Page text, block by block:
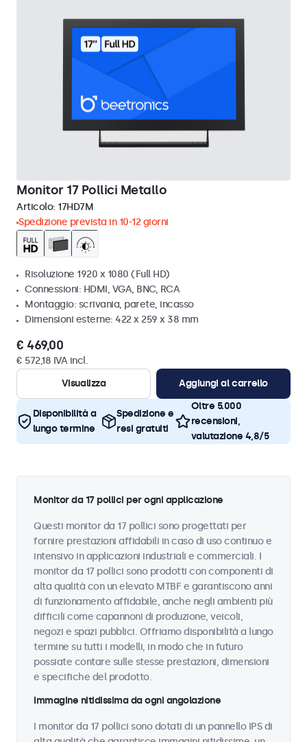
Monitor 17 Pollici Metallo
Articolo: 17HD7M
Spedizione prevista in 10-12 giorni
Risoluzione 1920 x 1080 (Full HD)
Connessioni: HDMI, VGA, BNC, RCA
Montaggio: scrivania, parete, incasso
Dimensioni esterne: 422 x 259 x 38 mm
€ 469,00
€ 572,18 IVA incl.
Visualizza
Aggiungi al carrello
Disponibilità a
lungo termine
Spedizione e
resi gratuiti
Oltre 5.000
recensioni,
valutazione 4,8/5
Monitor da 17 pollici per ogni applicazione
Questi monitor da 17 pollici sono progettati per
fornire prestazioni affidabili in caso di uso continuo e
intensivo in applicazioni industriali e commerciali. I
monitor da 17 pollici sono prodotti con componenti di
alta qualità con un elevato MTBF e garantiscono anni
di funzionamento affidabile, anche negli ambienti più
difficili come capannoni di produzione, veicoli,
negozi e spazi pubblici. Offriamo disponibilità a lungo
termine su tutti i modelli, in modo che in futuro
possiate contare sulle stesse prestazioni, dimensioni
e specifiche del prodotto.
Immagine nitidissima da ogni angolazione
I monitor da 17 pollici sono dotati di un pannello IPS di